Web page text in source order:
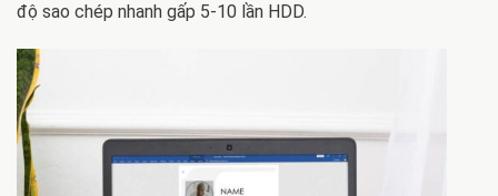
độ sao chép nhanh gấp 5-10 lần HDD.